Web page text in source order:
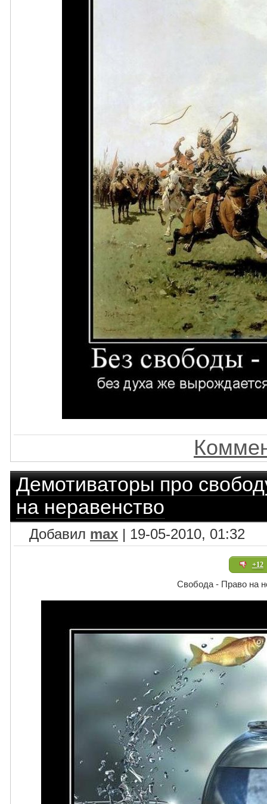
Демотиваторы про
на неравенство
Добавил max | 19-05-2010, 01:32
+12
Свобода - Право на